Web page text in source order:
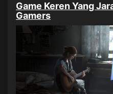
Game Keren Yang
Gamers